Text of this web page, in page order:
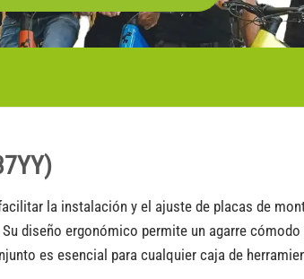
la instalación y el ajuste de placas de
diseño ergonómico permite un agarre
es esencial para cualquier caja de